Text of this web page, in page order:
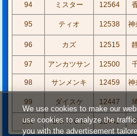
94 ミスター 12564
95 ティオ 12538 神
96
カズ 12515
97
アンカツサン 12500
98 サンメンキ 12459 神
99 ダイスケ 12447
100
ＢＲＡＣＫ 12441
We use cookies to make our
use cookies to analyze the
you with the advertisement